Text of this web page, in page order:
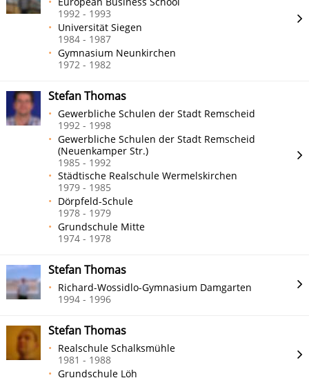
1992 - 1993
Universität Siegen
1984 - 1987
Gymnasium Neunkirchen
1972 - 1982
Stefan Thomas
Gewerbliche Schulen der Stadt Remscheid
1992 - 1998
Gewerbliche Schulen der Stadt Remscheid
(Neuenkamper Str.)
1985 - 1992
Städtische Realschule Wermelskirchen
1979 - 1985
Dörpfeld-Schule
1978 - 1979
Grundschule Mitte
1974 - 1978
Stefan Thomas
Richard-Wossidlo-Gymnasium Damgarten
1994 - 1996
Stefan Thomas
Realschule Schalksmühle
1981 - 1988
Grundschule Löh